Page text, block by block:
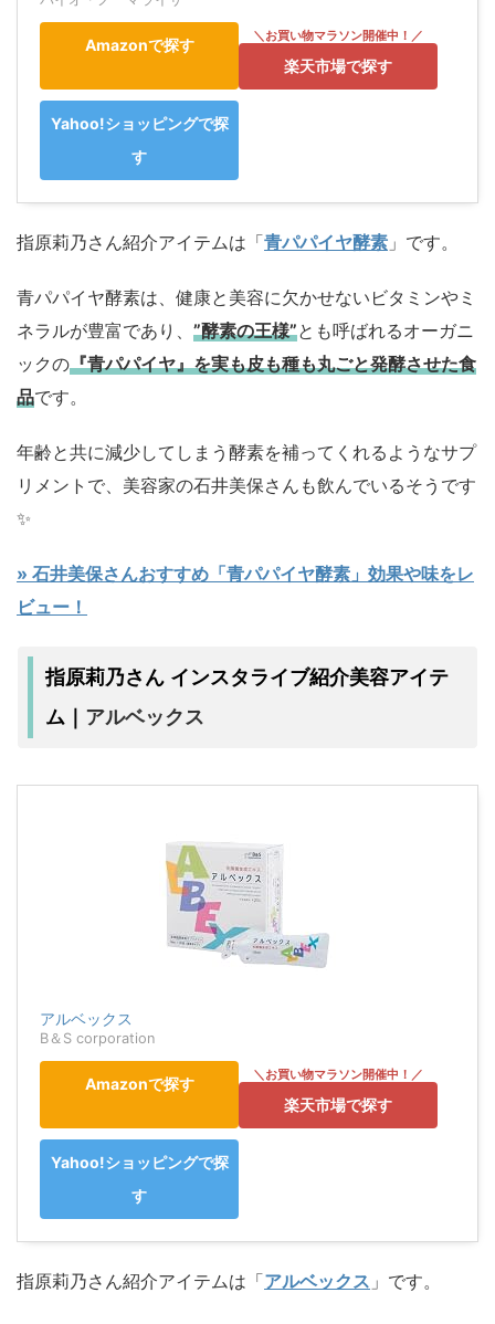
Amazonで探す
楽天市場で探す
Yahoo!ショッピングで探
す
指原莉乃さん紹介アイテムは「青パパイヤ酵素 」です。
青パパイヤ酵素は、健康と美容に欠かせないビタミンやミ
ネラルが豊富であり、 ”酵素の王様”とも呼ばれるオーガニ
ックの『青パパイヤ』を実も皮も種も丸ごと発酵させた食
品です。
年齢と共に減少してしまう酵素を補ってくれるようなサプ
リメントで、美容家の石井美保さんも飲んでいるそうです
✨️
» 石井美保さんおすすめ「青パパイヤ酵素」効果や味をレ
ビュー！
指原莉乃さん インスタライブ紹介美容アイテ
ム｜ アルベックス
アルベックス
B＆S corporation
Amazonで探す
楽天市場で探す
Yahoo!ショッピングで探
す
指原莉乃さん紹介アイテムは「アルベックス 」です。